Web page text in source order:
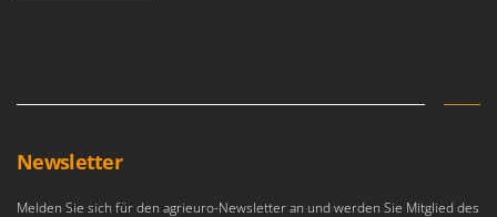
Newsletter
Melden Sie sich für den agrieuro-Newsletter an und werden Sie Mitglied des